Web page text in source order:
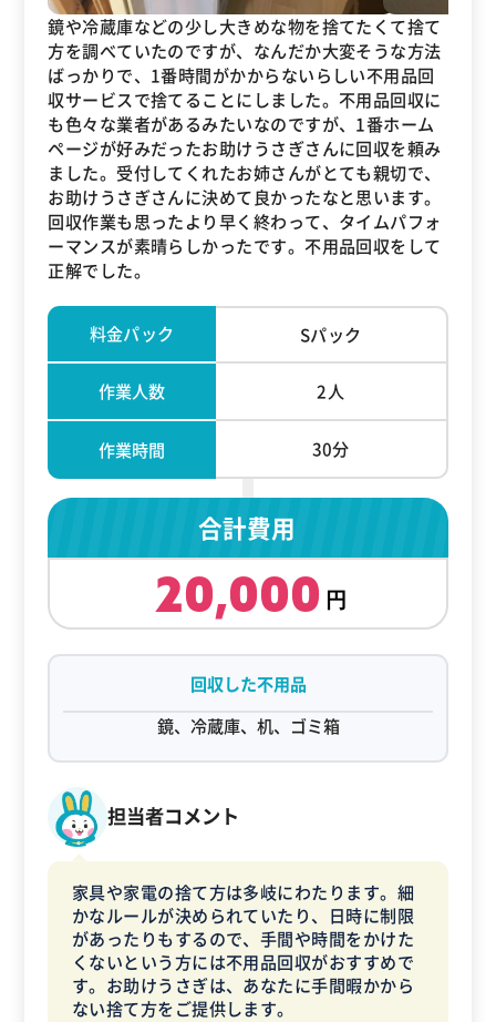
鏡や冷蔵庫などの少し大きめな物を捨てたくて捨て
方を調べていたのですが、なんだか大変そうな方法
ばっかりで、1番時間がかからないらしい不用品回
収サービスで捨てることにしました。不用品回収に
も色々な業者があるみたいなのですが、1番ホーム
ページが好みだったお助けうさぎさんに回収を頼み
ました。受付してくれたお姉さんがとても親切で、
お助けうさぎさんに決めて良かったなと思います。
回収作業も思ったより早く終わって、タイムパフォ
ーマンスが素晴らしかったです。不用品回収をして
正解でした。
料金パック Sパック
作業人数 2人
作業時間 30分
合計費用
20,000
回収した不用品
鏡、冷蔵庫、机、ゴミ箱
担当者コメント
家具や家電の捨て方は多岐にわたります。細
かなルールが決められていたり、日時に制限
があったりもするので、手間や時間をかけた
くないという方には不用品回収がおすすめで
す。お助けうさぎは、あなたに手間暇かから
ない捨て方をご提供します。